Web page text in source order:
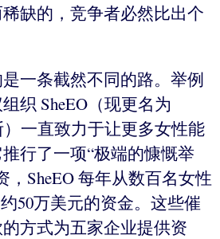
缺的，竞争者必然比出个
一条截然不同的路。举例
织 SheEO（现更名为
）一直致力于让更多女性能
行了一项“极端的慷慨举
，SheEO 每年从数百名女性
50万美元的资金。这些催
方式为五家企业提供资